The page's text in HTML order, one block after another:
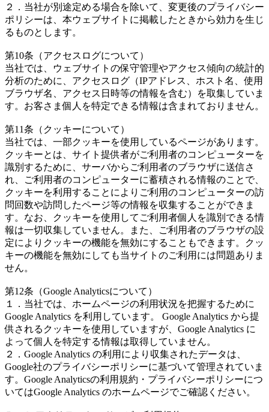
２．当社が別途定める場合を除いて、変更後のプライバシー
ポリシーは、本ウェブサイトに掲載したときから効力を生じ
るものとします。
第10条（アクセスログについて）
当社では、ウェブサイトの保守管理やアクセス傾向の統計的
分析のために、アクセスログ（IPアドレス、ホスト名、使用
ブラウザ名、アクセス日時等の情報を含む）を取集していま
す。お客さま個人を特定できる情報は含まれておりません。
第11条（クッキーについて）
当社では、一部クッキーを使用しているページがあります。
クッキーとは、サイト提供者がご利用者のコンピューターを
識別するために、サーバからご利用者のブラウザに送信さ
れ、ご利用者のコンピューターに蓄積される情報のことで、
クッキーを利用することによりご利用のコンピューターの訪
問回数や訪問したページ等の情報を収集することができま
す。なお、クッキーを使用してご利用者個人を識別できる情
報は一切収集していません。また、ご利用者のブラウザの設
定によりクッキーの機能を無効にすることもできます。クッ
キーの機能を無効にしても当サイトのご利用には問題ありま
せん。
第12条（Google Analyticsについて）
１．当社では、ホームページの利用状況を把握するために
Google Analytics を利用しています。 Google Analytics から提
供されるクッキーを使用していますが、Google Analytics に
よって個人を特定する情報は取得していません。
２．Google Analytics の利用により収集されたデータは、
Google社のプライバシーポリシーに基づいて管理されていま
す。Google Analyticsの利用規約・プライバシーポリシーにつ
いてはGoogle Analytics のホームページでご確認ください。